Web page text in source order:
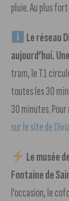
pluie. Au plus
Le réseau
aujourd’hui.
tram, le T1
toutes les 30
30 minutes.
sur le site de
Le musée
Fontaine de
l’occasion, le